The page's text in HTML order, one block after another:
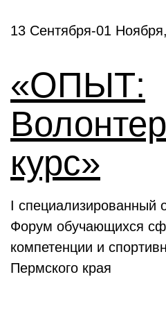
13 Сентября-01
«ОПЫТ:
курс»
I специализированный
Форум обучающихся
компетенции и
Пермского края